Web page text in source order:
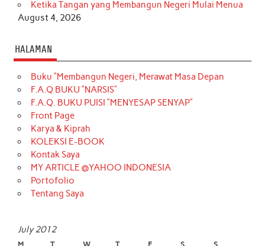
Ketika Tangan yang Membangun Negeri Mulai Menua
August 4, 2026
HALAMAN
Buku “Membangun Negeri, Merawat Masa Depan
F.A.Q BUKU “NARSIS”
F.A.Q. BUKU PUISI “MENYESAP SENYAP”
Front Page
Karya & Kiprah
KOLEKSI E-BOOK
Kontak Saya
MY ARTICLE @YAHOO INDONESIA
Portofolio
Tentang Saya
July 2012